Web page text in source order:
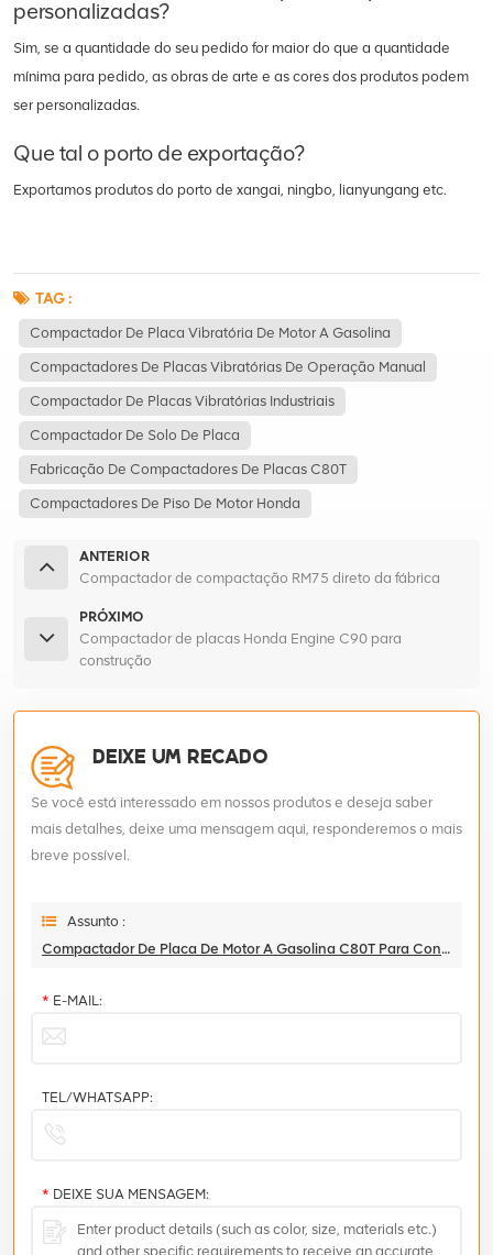
personalizadas?
Sim, se a quantidade do seu pedido for maior do que a quantidade
mínima para pedido, as obras de arte e as cores dos produtos podem
ser personalizadas.
Que tal o porto de exportação?
Exportamos produtos do porto de xangai, ningbo, lianyungang etc.
TAG :
Compactador De Placa Vibratória De Motor A Gasolina
Compactadores De Placas Vibratórias De Operação Manual
Compactador De Placas Vibratórias Industriais
Compactador De Solo De Placa
Fabricação De Compactadores De Placas C80T
Compactadores De Piso De Motor Honda
ANTERIOR
Compactador de compactação RM75 direto da fábrica
PRÓXIMO
Compactador de placas Honda Engine C90 para
construção
DEIXE UM RECADO
Se você está interessado em nossos produtos e deseja saber
mais detalhes, deixe uma mensagem aqui, responderemos o mais
breve possível.
Assunto :
Compactador De Placa De Motor A Gasolina C80T Para Construção
* E-MAIL:
TEL/WHATSAPP:
* DEIXE SUA MENSAGEM: